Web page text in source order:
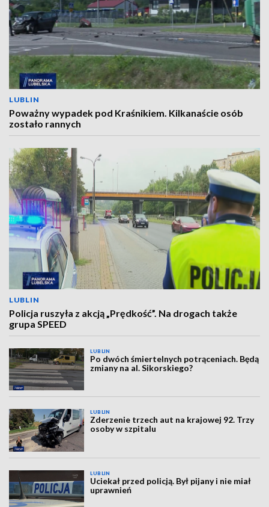
LUBLIN
Poważny wypadek pod Kraśnikiem. Kilkanaście osób
zostało rannych
LUBLIN
Policja ruszyła z akcją „Prędkość”. Na drogach także
grupa SPEED
LUBLIN
Po dwóch śmiertelnych potrąceniach. Będą
zmiany na al. Sikorskiego?
LUBLIN
Zderzenie trzech aut na krajowej 92. Trzy
osoby w szpitalu
LUBLIN
Uciekał przed policją. Był pijany i nie miał
uprawnień